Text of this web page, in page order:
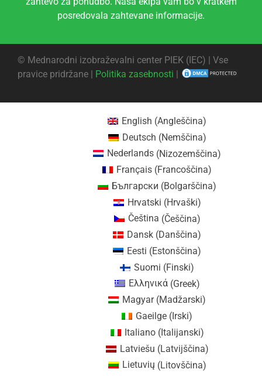
posredovala zahtevane informacije.
© Mednarodni izobraževalni center PIEK (IEC) | Vse
pravice pridržane | Politika zasebnosti |
English (Angleščina)
Deutsch (Nemščina)
Nederlands (Nizozemščina)
Français (Francoščina)
Български (Bolgarščina)
Hrvatski (Hrvaški)
Čeština (Češčina)
Dansk (Danščina)
Eesti (Estonščina)
Suomi (Finski)
Ελληνικά(Greek)
Magyar(Madžarski)
Gaeilge (Irski)
Italiano(Italijanski)
Latviešu (Latvijščina)
Lietuvių (Litovščina)